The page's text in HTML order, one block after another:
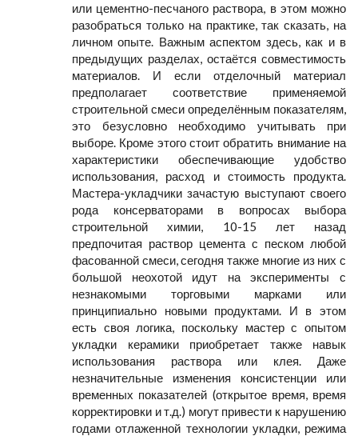
или цементно-песчаного раствора, в этом можно
разобраться только на практике, так сказать, на
личном опыте. Важным аспектом здесь, как и в
предыдущих разделах, остаётся совместимость
материалов. И если отделочный материал
предполагает соответствие применяемой
строительной смеси определённым показателям,
это безусловно необходимо учитывать при
выборе. Кроме этого стоит обратить внимание на
характеристики обеспечивающие удобство
использования, расход и стоимость продукта.
Мастера-укладчики зачастую выступают своего
рода консерваторами в вопросах выбора
строительной химии, 10-15 лет назад
предпочитая раствор цемента с песком любой
фасованной смеси, сегодня также многие из них с
большой неохотой идут на эксперименты с
незнакомыми торговыми марками или
принципиально новыми продуктами. И в этом
есть своя логика, поскольку мастер с опытом
укладки керамики приобретает также навык
использования раствора или клея. Даже
незначительные изменения консистенции или
временных показателей (открытое время, время
корректировки и т.д.) могут привести к нарушению
годами отлаженной технологии укладки, режима